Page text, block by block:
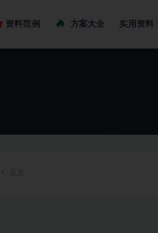
资料范例 Loading…
方案大全 实用资料